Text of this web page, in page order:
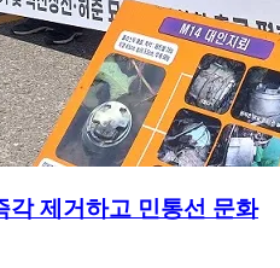
각 제거하고 민통선 문화